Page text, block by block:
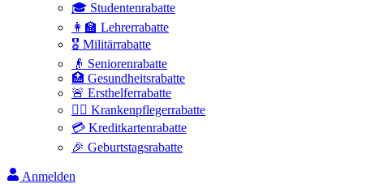
🎓 Studentenrabatte
👩‍🏫 Lehrerrabatte
🎖️ Militärrabatte
👴 Seniorenrabatte
🏥 Gesundheitsrabatte
🚨 Ersthelferrabatte
👩‍⚕️ Krankenpflegerrabatte
💳 Kreditkartenrabatte
🎉 Geburtstagsrabatte
Anmelden